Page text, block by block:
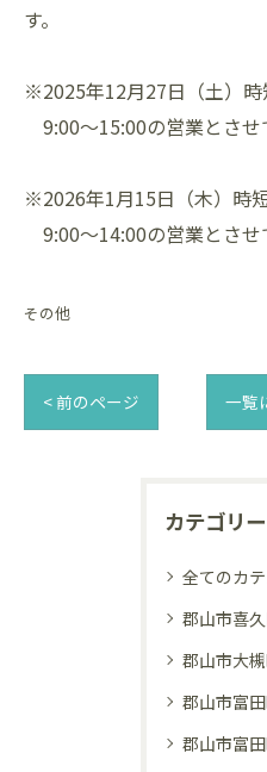
す。
※2025年12月27日（土）
9:00～15:00の営業とさせ
※2026年1月15日（木）時
9:00～14:00の営業とさせ
その他
< 前のページ 一覧
カテゴリー
全てのカ
郡山市喜
郡山市大
郡山市富
郡山市富